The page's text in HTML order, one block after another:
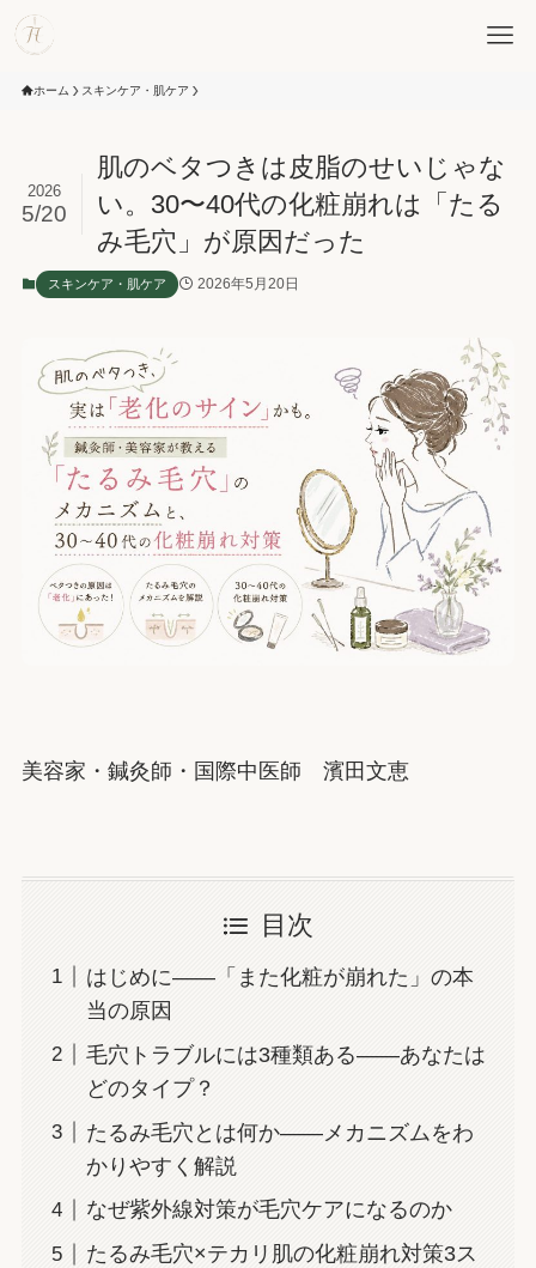
ホーム スキンケア・肌ケア
肌のベタつきは皮脂のせいじゃな
い。30〜40代の化粧崩れは「たる
み毛穴」が原因だった
2026
5/20
スキンケア・肌ケア 2026年5月20日
美容家・鍼灸師・国際中医師 濱田文恵
目次
はじめに——「また化粧が崩れた」の本
当の原因
毛穴トラブルには3種類ある——あなたは
どのタイプ？
たるみ毛穴とは何か——メカニズムをわ
かりやすく解説
なぜ紫外線対策が毛穴ケアになるのか
たるみ毛穴×テカリ肌の化粧崩れ対策3ス